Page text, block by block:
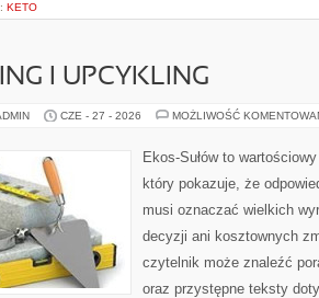
KETO
I UPCYKLING
CZE - 27 - 2026 MOŻLIWOŚĆ
Ekos-Sułów to
który pokazuje, że
musi oznaczać wielkich
decyzji ani kosztownych
czytelnik może znaleźć
oraz przystępne teksty